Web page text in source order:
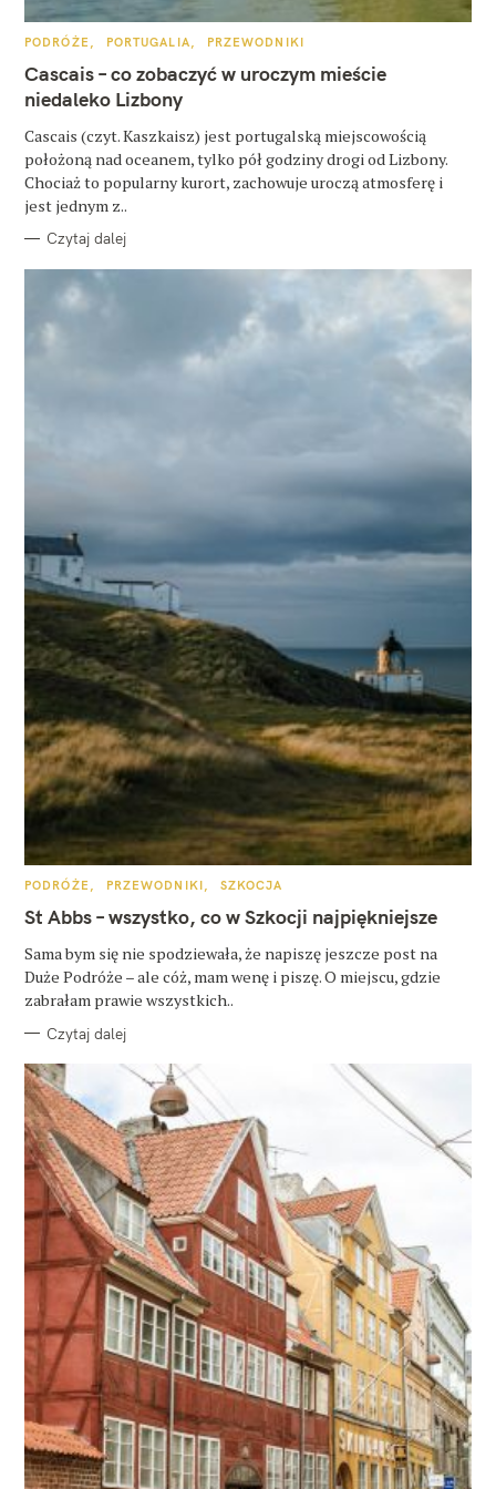
K
T
E
G
O
I
PODRÓŻE PORTUGALIA PRZEWODNIKI
Cascais – co zobaczyć w uroczym mieście
niedaleko Lizbony
Cascais (czyt. Kaszkaisz) jest portugalską miejscowością
położoną nad oceanem, tylko pół godziny drogi od Lizbony.
Chociaż to popularny kurort, zachowuje uroczą atmosferę i
jest jednym z..
Czytaj dalej
K
T
E
O
R
I
PODRÓŻE PRZEWODNIKI SZKOCJA
St Abbs – wszystko, co w Szkocji najpiękniejsze
Sama bym się nie spodziewała, że napiszę jeszcze post na
Duże Podróże – ale cóż, mam wenę i piszę. O miejscu, gdzie
zabrałam prawie wszystkich..
Czytaj dalej
k
a
j
: